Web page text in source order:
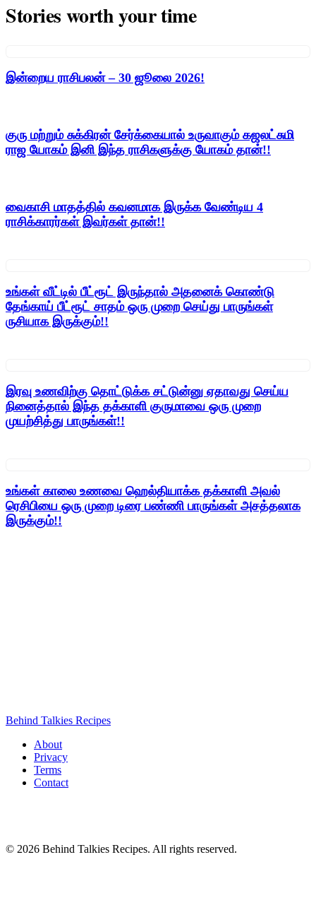
Stories worth your time
இன்றைய ராசிபலன் – 30 ஜூலை 2026!
குரு மற்றும் சுக்கிரன் சேர்க்கையால் உருவாகும் கஜலட்சுமி
ராஜ யோகம் இனி இந்த ராசிகளுக்கு யோகம் தான்!!
வைகாசி மாதத்தில் கவனமாக இருக்க வேண்டிய 4
ராசிக்காரர்கள் இவர்கள் தான்!!
உங்கள் வீட்டில் பீட்ரூட் இருந்தால் அதனைக் கொண்டு
தேங்காய் பீட்ரூட் சாதம் ஒரு முறை செய்து பாருங்கள்
ருசியாக இருக்கும்!!
இரவு உணவிற்கு தொட்டுக்க சட்டுன்னு ஏதாவது செய்ய
நினைத்தால் இந்த தக்காளி குருமாவை ஒரு முறை
முயற்சித்து பாருங்கள்!!
உங்கள் காலை உணவை ஹெல்தியாக்க தக்காளி அவல்
ரெசிபியை ஒரு முறை டிரை பண்ணி பாருங்கள் அசத்தலாக
இருக்கும்!!
Behind Talkies Recipes
About
Privacy
Terms
Contact
© 2026 Behind Talkies Recipes. All rights reserved.